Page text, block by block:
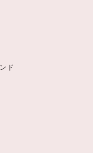
ド